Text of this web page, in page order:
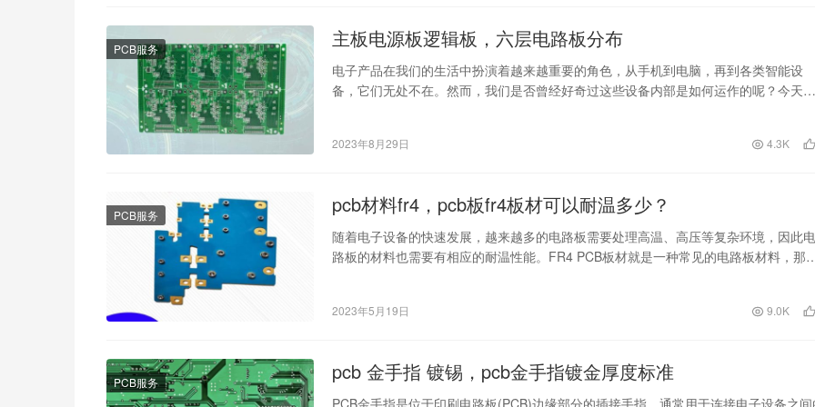
PCB服务 主板电源板逻辑板，六层电路板分布
电子产品在我们的生活中扮演着越来越重要的角色，从手机到电脑，再到各类智能设
备，它们无处不在。然而，我们是否曾经好奇过这些设备内部是如何运作的呢？今天，
2023年8月29日 4.3K
PCB服务 pcb材料fr4，pcb板fr4板材可以耐温多少？
随着电子设备的快速发展，越来越多的电路板需要处理高温、高压等复杂环境，因此电
路板的材料也需要有相应的耐温性能。FR4 PCB板材就是一种常见的电路板材料，那
2023年5月19日 9.0K
PCB服务 pcb 金手指 镀锡，pcb金手指镀金厚度标准
PCB金手指是位于印刷电路板(PCB)边缘部分的插接手指，通常用于连接电子设备之间